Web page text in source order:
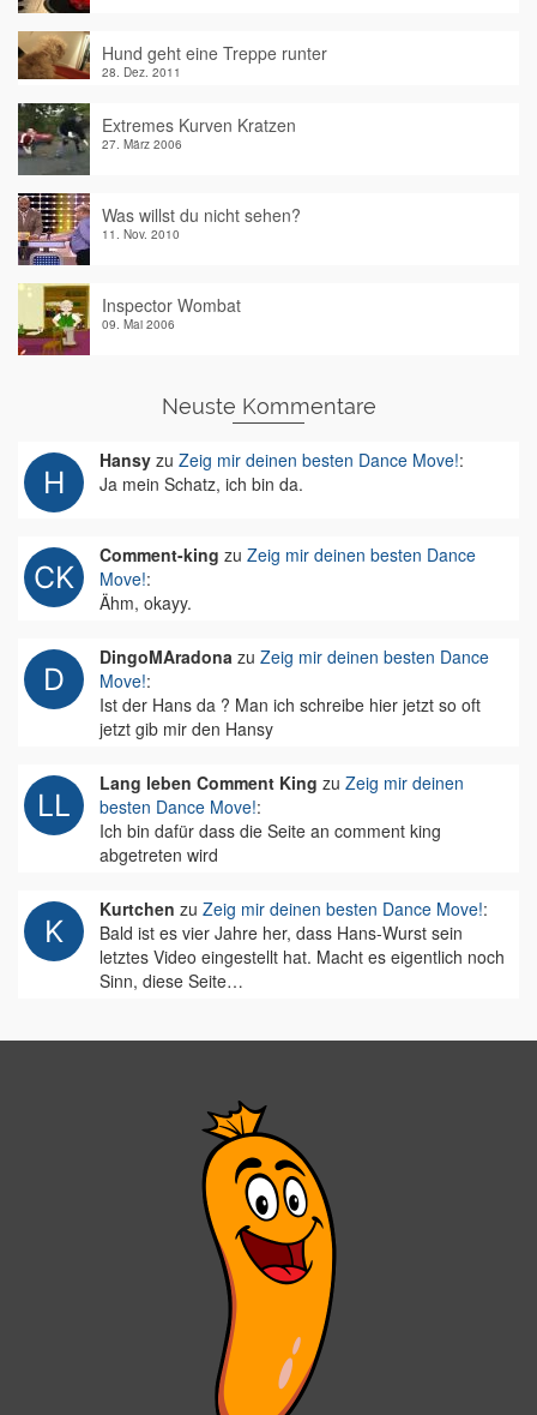
Hund geht eine Treppe runter
28. Dez. 2011
Extremes Kurven Kratzen
27. März 2006
Was willst du nicht sehen?
11. Nov. 2010
Inspector Wombat
09. Mai 2006
Neuste Kommentare
Hansy zu Zeig mir deinen besten Dance Move!:
Ja mein Schatz, ich bin da.
Comment-king zu Zeig mir deinen besten Dance
Move!:
Ähm, okayy.
DingoMAradona zu Zeig mir deinen besten Dance
Move!:
Ist der Hans da ? Man ich schreibe hier jetzt so oft
jetzt gib mir den Hansy
Lang leben Comment King zu Zeig mir deinen
besten Dance Move!:
Ich bin dafür dass die Seite an comment king
abgetreten wird
Kurtchen zu Zeig mir deinen besten Dance Move!:
Bald ist es vier Jahre her, dass Hans-Wurst sein
letztes Video eingestellt hat. Macht es eigentlich noch
Sinn, diese Seite…